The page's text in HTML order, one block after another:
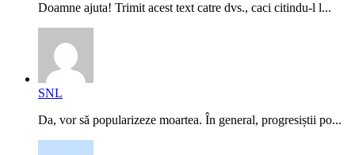
Doamne ajuta! Trimit acest text catre dvs., caci citindu-l l...
SNL
Da, vor să popularizeze moartea. În general, progresiștii po...